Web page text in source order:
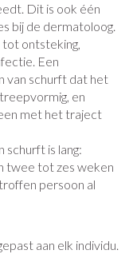
Dit is ook één
bij de dermatoloog.
ontsteking,
Een
van schurft dat het
en
met het traject
is lang:
twee tot zes weken
persoon al
aan elk individu.